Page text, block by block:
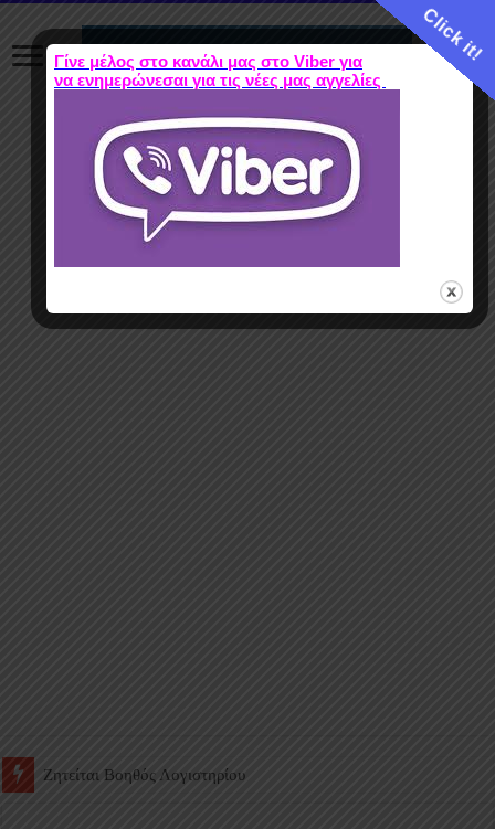
Ζητείται Υπάλληλος για γέμισμα και ανεφοδιασμό αυτόματων
Click it!
Γίνε μέλος στο κανάλι μας στο Viber για
να ενημερώνεσαι για τις νέες μας αγγελίες